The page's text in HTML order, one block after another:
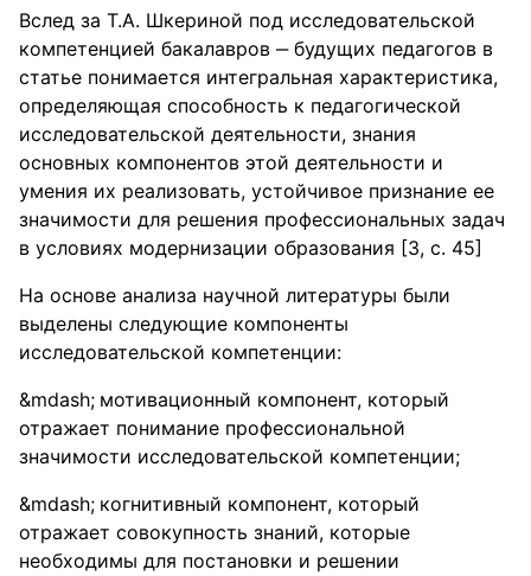
Вслед за Т.А. Шкериной под исследовательской
компетенцией бакалавров ‒ будущих педагогов в
статье понимается интегральная характеристика,
определяющая способность к педагогической
исследовательской деятельности, знания
основных компонентов этой деятельности и
умения их реализовать, устойчивое признание ее
значимости для решения профессиональных задач
в условиях модернизации образования [3, с. 45]
На основе анализа научной литературы были
выделены следующие компоненты
исследовательской компетенции:
мотивационный компонент, который
отражает понимание профессиональной
значимости исследовательской компетенции;
когнитивный компонент, который
отражает совокупность знаний, которые
необходимы для постановки и решении